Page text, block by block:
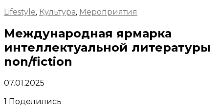
Lifestyle, Культура, Мероприятия
Международная ярмарка
интеллектуальной литературы
non/fiction
07.01.2025
1 Поделились